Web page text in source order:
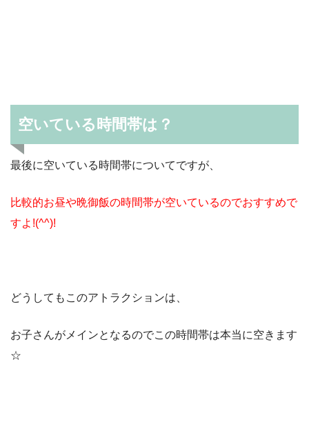
空いている時間帯は？
最後に空いている時間帯についてですが、
比較的お昼や晩御飯の時間帯が空いているのでおすすめで
すよ!(^^)!
どうしてもこのアトラクションは、
お子さんがメインとなるのでこの時間帯は本当に空きます
☆